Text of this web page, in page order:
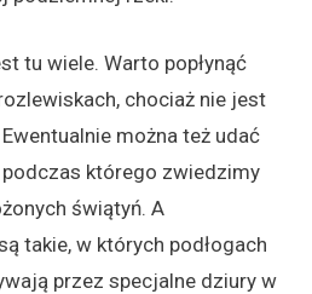
tu wiele. Warto popłynąć
chociaż nie jest
można też udać
podczas którego zwiedzimy
świątyń. A
takie, w których podłogach
przez specjalne dziury w